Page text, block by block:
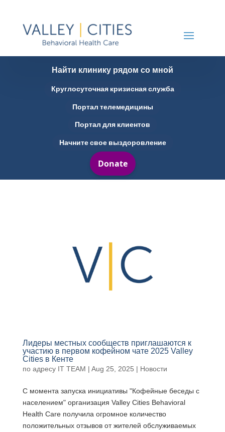
Найти клинику рядом со мной
Круглосуточная кризисная служба
Портал телемедицины
Портал для клиентов
Начните свое выздоровление
Лидеры местных сообществ приглашаются к
участию в первом кофейном чате 2025 Valley
Cities в Кенте
по адресу IT TEAM | Aug 25, 2025 | Новости
С момента запуска инициативы "Кофейные беседы с
населением" организация Valley Cities Behavioral
Health Care получила огромное количество
положительных отзывов от жителей обслуживаемых